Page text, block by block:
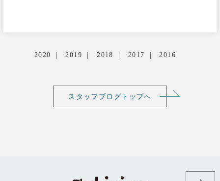
2020 2019 2018 2017 2016
スタッフブログトップへ